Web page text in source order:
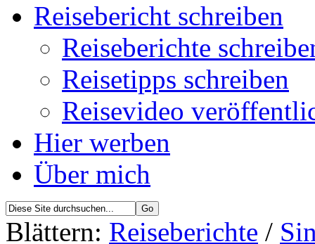
Reisebericht schreiben
Reiseberichte
Reisetipps schreiben
Reisevideo
Hier werben
Über mich
Blättern: Reiseberichte /